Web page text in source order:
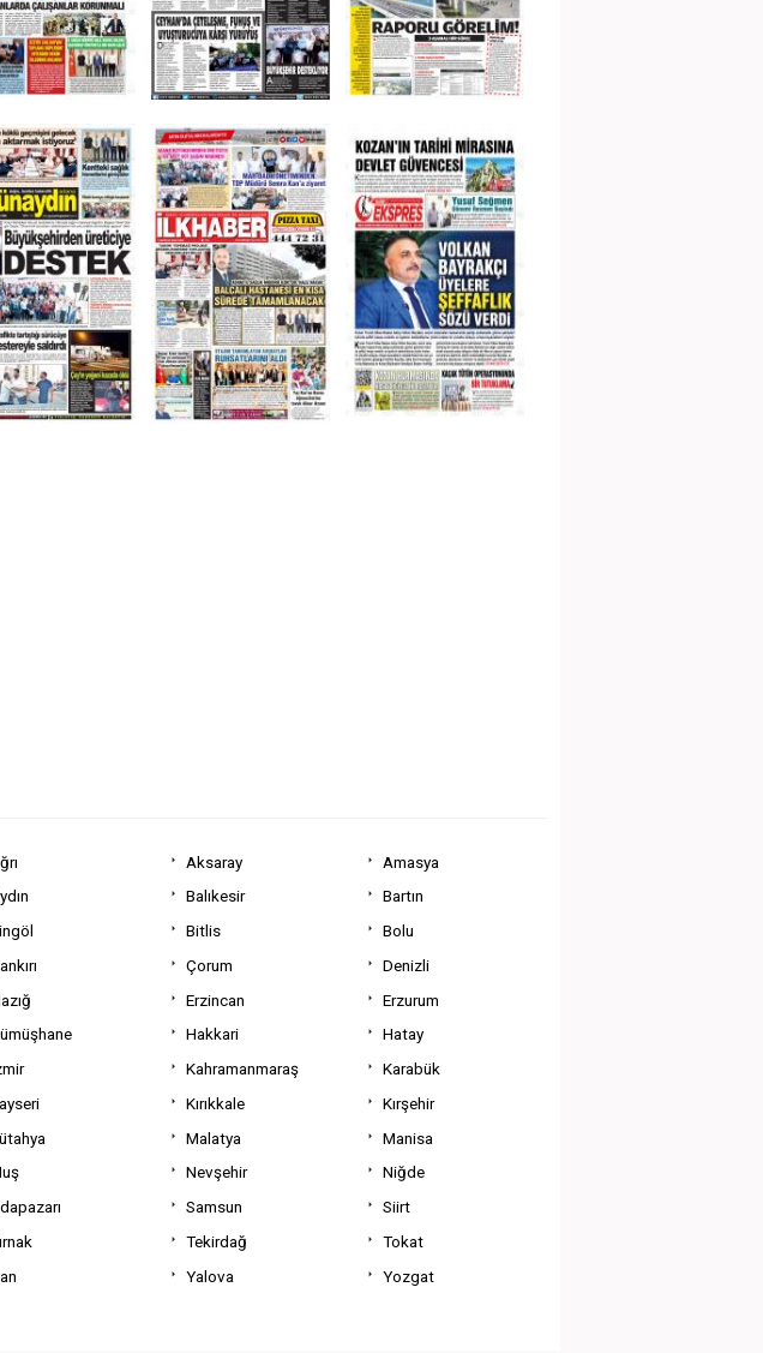
Aksaray
Amasya
Balıkesir
Bartın
Bitlis
Bolu
Çorum
Denizli
Erzincan
Erzurum
Hakkari
Hatay
Kahramanmaraş
Karabük
Kırıkkale
Kırşehir
Malatya
Manisa
Nevşehir
Niğde
Samsun
Siirt
Tekirdağ
Tokat
Yalova
Yozgat